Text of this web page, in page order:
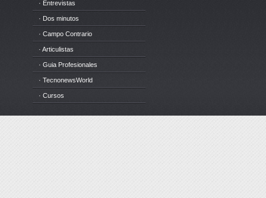
· Entrevistas
· Dos minutos
· Campo Contrario
· Articulistas
· Guia Profesionales
· TecnonewsWorld
· Cursos